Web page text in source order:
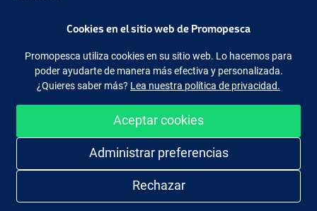
Síguenos Facebook Instagram
Comprar de manera fácil y segura
Cookies en el sitio web de Promopesca
Promopesca utiliza cookies en su sitio web. Lo hacemos para
poder ayudarte de manera más efectiva y personalizada.
¿Quieres saber más? Lea nuestra política de privacidad.
Aceptar cookies
Administrar preferencias
Rechazar